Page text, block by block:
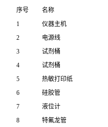
序号
名称
1
仪器主机
2
电源线
3
试剂桶
4
试剂桶
5
热敏打印纸
6
硅胶管
7
液位计
8
特氟龙管